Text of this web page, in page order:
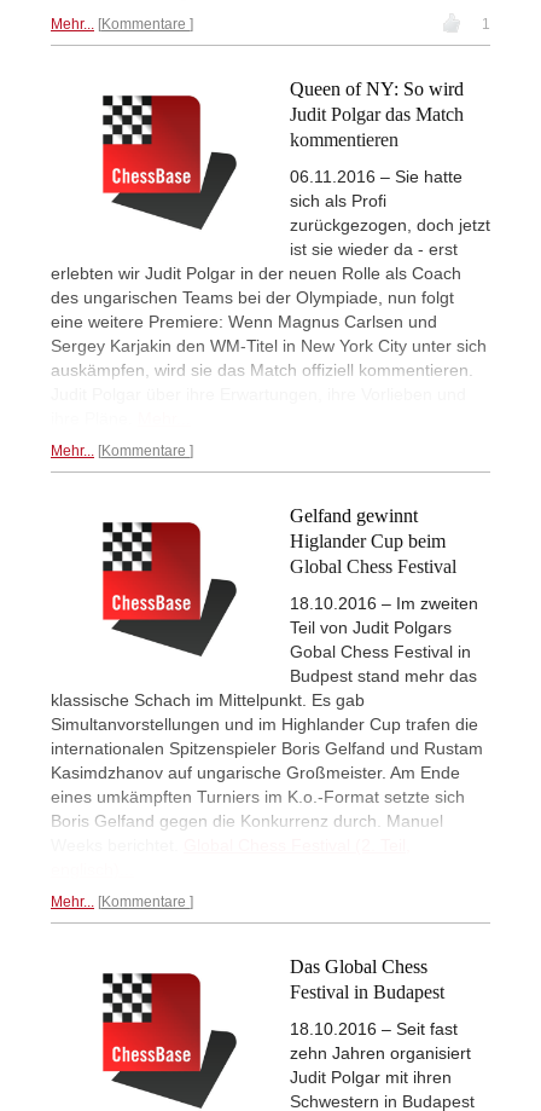
Mehr... Kommentare 1
Queen of NY: So wird
Judit Polgar das Match
kommentieren
06.11.2016 – Sie hatte
sich als Profi
zurückgezogen, doch jetzt
ist sie wieder da - erst
erlebten wir Judit Polgar in der neuen Rolle als Coach
des ungarischen Teams bei der Olympiade, nun folgt
eine weitere Premiere: Wenn Magnus Carlsen und
Sergey Karjakin den WM-Titel in New York City unter sich
auskämpfen, wird sie das Match offiziell kommentieren.
Mehr... Kommentare
Gelfand gewinnt
Higlander Cup beim
Global Chess Festival
18.10.2016 – Im zweiten
Teil von Judit Polgars
Gobal Chess Festival in
Budpest stand mehr das
klassische Schach im Mittelpunkt. Es gab
Simultanvorstellungen und im Highlander Cup trafen die
internationalen Spitzenspieler Boris Gelfand und Rustam
Kasimdzhanov auf ungarische Großmeister. Am Ende
eines umkämpften Turniers im K.o.-Format setzte sich
Boris Gelfand gegen die Konkurrenz durch. Manuel
Mehr... Kommentare
Das Global Chess
Festival in Budapest
18.10.2016 – Seit fast
zehn Jahren organisiert
Judit Polgar mit ihren
Schwestern in Budapest